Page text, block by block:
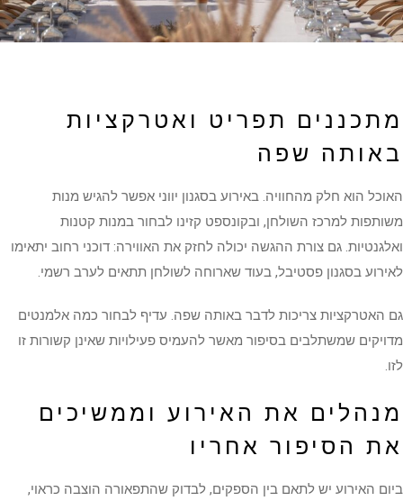
מתכננים תפריט ואטרקציות
באותה שפה
האוכל הוא חלק מהחוויה. באירוע בסגנון יווני אפשר להגיש מנות
משותפות למרכז השולחן, ובקונספט קזינו לבחור במנות קטנות
ואלגנטיות. גם צורת ההגשה יכולה לחזק את האווירה: דוכני רחוב יתאימו
לאירוע בסגנון פסטיבל, בעוד שארוחה לשולחן תתאים לערב רשמי.
גם האטרקציות צריכות לדבר באותה שפה. עדיף לבחור כמה אלמנטים
מדויקים שמשתלבים בסיפור מאשר להעמיס פעילויות שאינן קשורות זו
לזו.
מנהלים את האירוע וממשיכים
את הסיפור אחריו
ביום האירוע יש לתאם בין הספקים, לבדוק שהתפאורה הוצבה כראוי,